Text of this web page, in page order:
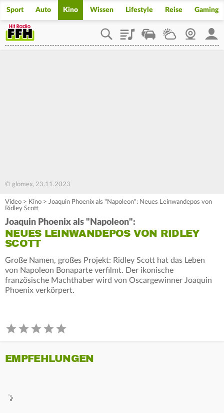
Sport Auto Kino Wissen Lifestyle Reise Gaming
PlaylistStaupilotWetterWebcam
© glomex, 23.11.2023
Video > Kino > Joaquin Phoenix als "Napoleon": Neues Leinwandepos von
Ridley Scott
Joaquin Phoenix als "Napoleon":
NEUES LEINWANDEPOS VON RIDLEY
SCOTT
Große Namen, großes Projekt: Ridley Scott hat das Leben
von Napoleon Bonaparte verfilmt. Der ikonische
französische Machthaber wird von Oscargewinner Joaquin
Phoenix verkörpert.
EMPFEHLUNGEN